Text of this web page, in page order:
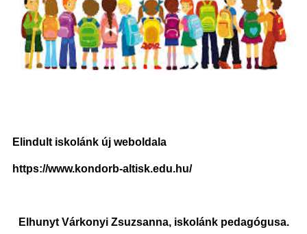
Elindult iskolánk új weboldala
https://www.kondorb-altisk.edu.hu/
Elhunyt Várkonyi Zsuzsanna, iskolánk pedagógusa.